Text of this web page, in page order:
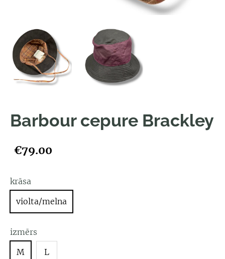
Barbour cepure Brackley
€79.00
krāsa
violta/melna
izmērs
M
L